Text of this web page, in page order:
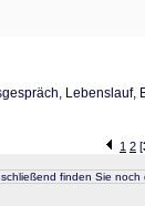
Lebenslauf,
1 2 [
finden Sie noch